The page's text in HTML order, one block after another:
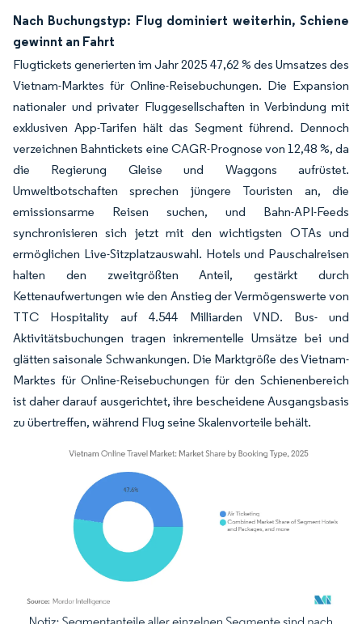
Nach Buchungstyp: Flug dominiert weiterhin, Schiene
gewinnt an Fahrt
Flugtickets generierten im Jahr 2025 47,62 % des Umsatzes des
Vietnam-Marktes für Online-Reisebuchungen. Die Expansion
nationaler und privater Fluggesellschaften in Verbindung mit
exklusiven App-Tarifen hält das Segment führend. Dennoch
verzeichnen Bahntickets eine CAGR-Prognose von 12,48 %, da
die Regierung Gleise und Waggons aufrüstet.
Umweltbotschaften sprechen jüngere Touristen an, die
emissionsarme Reisen suchen, und Bahn-API-Feeds
synchronisieren sich jetzt mit den wichtigsten OTAs und
ermöglichen Live-Sitzplatzauswahl. Hotels und Pauschalreisen
halten den zweitgrößten Anteil, gestärkt durch
Kettenaufwertungen wie den Anstieg der Vermögenswerte von
TTC Hospitality auf 4.544 Milliarden VND. Bus- und
Aktivitätsbuchungen tragen inkrementelle Umsätze bei und
glätten saisonale Schwankungen. Die Marktgröße des Vietnam-
Marktes für Online-Reisebuchungen für den Schienenbereich
ist daher darauf ausgerichtet, ihre bescheidene Ausgangsbasis
zu übertreffen, während Flug seine Skalenvorteile behält.